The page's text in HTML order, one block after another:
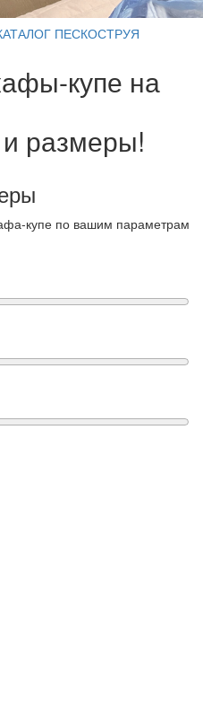
ПЕСКОСТРУЯ
купе на
размеры!
купе по вашим параметрам